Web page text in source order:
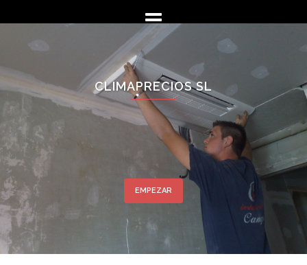
CLIMAPRECIOS SL
EMPEZAR